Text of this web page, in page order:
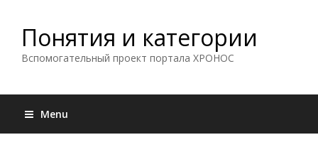
Понятия и категории
Вспомогательный проект портала ХРОНОС
Menu